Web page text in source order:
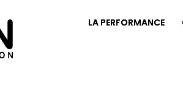
LA PERFORMANCE